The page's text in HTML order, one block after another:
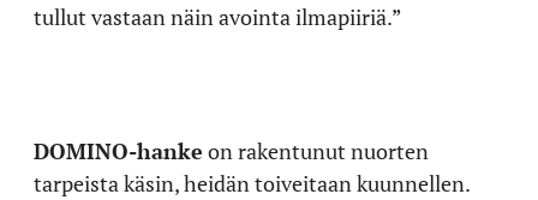
tullut vastaan näin avointa ilmapiiriä.”
DOMINO-hanke on rakentunut nuorten
tarpeista käsin, heidän toiveitaan kuunnellen.